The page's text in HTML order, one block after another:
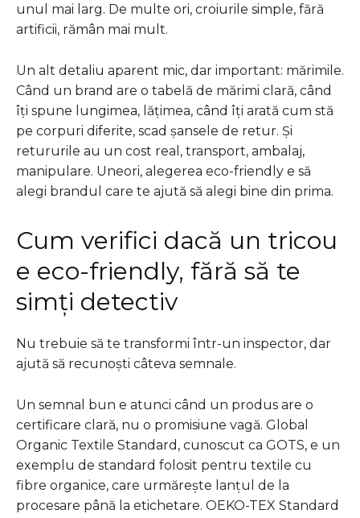
unul mai larg. De multe ori, croiurile simple, fără
artificii, rămân mai mult.
Un alt detaliu aparent mic, dar important: mărimile.
Când un brand are o tabelă de mărimi clară, când
îți spune lungimea, lățimea, când îți arată cum stă
pe corpuri diferite, scad șansele de retur. Și
retururile au un cost real, transport, ambalaj,
manipulare. Uneori, alegerea eco-friendly e să
alegi brandul care te ajută să alegi bine din prima.
Cum verifici dacă un tricou
e eco-friendly, fără să te
simți detectiv
Nu trebuie să te transformi într-un inspector, dar
ajută să recunoști câteva semnale.
Un semnal bun e atunci când un produs are o
certificare clară, nu o promisiune vagă. Global
Organic Textile Standard, cunoscut ca GOTS, e un
exemplu de standard folosit pentru textile cu
fibre organice, care urmărește lanțul de la
procesare până la etichetare. OEKO-TEX Standard